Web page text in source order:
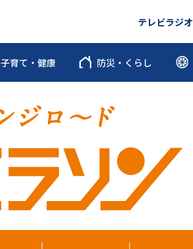
テレビラジオ
子育て・健康 防災・くらし